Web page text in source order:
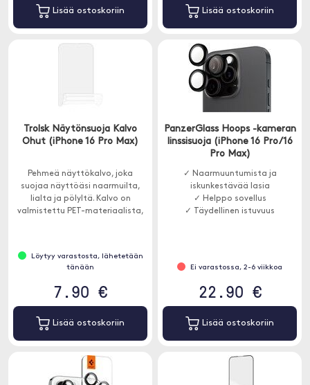
Lisää ostoskoriin Lisää ostoskoriin
Trolsk Näytönsuoja Kalvo
Ohut (iPhone 16 Pro Max)
Pehmeä näyttökalvo, joka
suojaa näyttöäsi naarmuilta,
lialta ja pölyltä. Kalvo on
valmistettu PET-materiaalista,
Löytyy varastosta, lähetetään
tänään
7.90 €
Lisää ostoskoriin
PanzerGlass Hoops -kameran
linssisuoja (iPhone 16 Pro/16
Pro Max)
✓ Naarmuuntumista ja
iskunkestävää lasia
✓ Helppo sovellus
✓ Täydellinen istuvuus
Ei varastossa, 2-6 viikkoa
22.90 €
Lisää ostoskoriin